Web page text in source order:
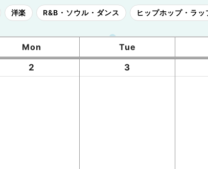
洋楽 R&B・ソウル・ダンス ヒップホップ・ラッ
Mon Tue
2 3